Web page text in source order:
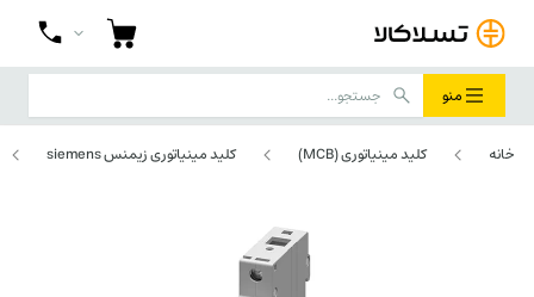
منو
خانه کلید مینیاتوری (MCB) کلید مینیاتوری زیمنس siemens